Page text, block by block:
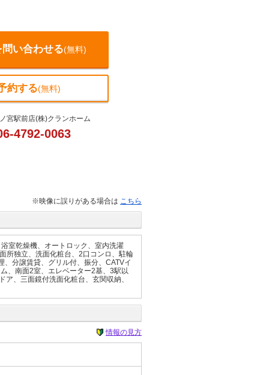
い合わせる(無料)
約する(無料)
宮駅前店(株)クランホーム
4792-0063
※映像に誤りがある場合は こちら
室乾燥機、オートロック、室内洗濯
所独立、洗面化粧台、2口コンロ、駐輪
分譲賃貸、グリル付、振分、CATVイ
、南面2室、エレベーター2基、3駅以
、三面鏡付洗面化粧台、玄関収納、
情報の見方